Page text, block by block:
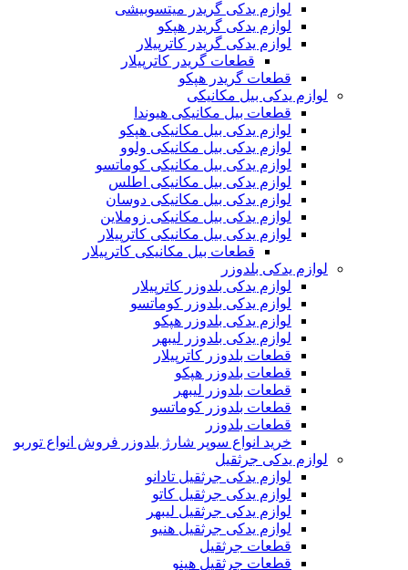
لوازم یدکی گریدر میتسوبیشی
لوازم یدکی گریدر هپکو
لوازم یدکی گریدر کاترپیلار
قطعات گریدر کاترپیلار
قطعات گریدر هپکو
لوازم یدکی بیل مکانیکی
قطعات بیل مکانیکی هیوندا
لوازم یدکی بیل مکانیکی هپکو
لوازم یدکی بیل مکانیکی ولوو
لوازم یدکی بیل مکانیکی کوماتسو
لوازم یدکی بیل مکانیکی اطلس
لوازم یدکی بیل مکانیکی دوسان
لوازم یدکی بیل مکانیکی زوملاین
لوازم یدکی بیل مکانیکی کاترپیلار
قطعات بیل مکانیکی کاترپیلار
لوازم یدکی بلدوزر
لوازم یدکی بلدوزر کاترپیلار
لوازم یدکی بلدوزر کوماتسو
لوازم یدکی بلدوزر هپکو
لوازم یدکی بلدوزر لیبهر
قطعات بلدوزر کاترپیلار
قطعات بلدوزر هپکو
قطعات بلدوزر لیبهر
قطعات بلدوزر کوماتسو
قطعات بلدوزر
خرید انواع سوپر شارژ بلدوزر فروش انواع توربو
لوازم یدکی جرثقیل
لوازم یدکی جرثقیل تادانو
لوازم یدکی جرثقیل کاتو
لوازم یدکی جرثقیل لیبهر
لوازم یدکی جرثقیل هنیو
قطعات جرثقیل
قطعات جرثقیل هینو